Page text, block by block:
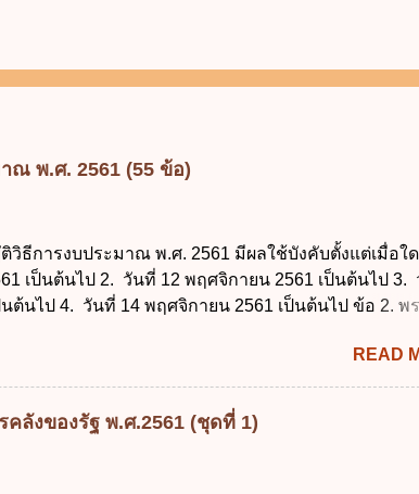
ณ พ.ศ. 2561 (55 ข้อ)
ธีการงบประมาณ พ.ศ. 2561 มีผลใช้บังคับตั้งแต่เมื่อใ
เป็นต้นไป 2. วันที่ 12 พฤศจิกายน 2561 เป็นต้นไป 3.
ต้นไป 4. วันที่ 14 พฤศจิกายน 2561 เป็นต้นไป ข้อ 2. พ
.ศ. 2502 2. พระราชบัญญัติวิธีการงบประมาณ (ฉบับที่
ติวิธีการงบประมาณ (ฉบับที่ 6) พ.ศ. 2544 4. ประกาศ
ลงวันที่ 31 สิงหาคม 2515 ข้อ 3. ข้อใดไม่ถูกต้อง 1. น
กกฎเพื่อปฏิบัติการตามพระราชบัญญัติวิธีการงบประมา
READ
ลังของรัฐ พ.ศ.2561 (ชุดที่ 1)